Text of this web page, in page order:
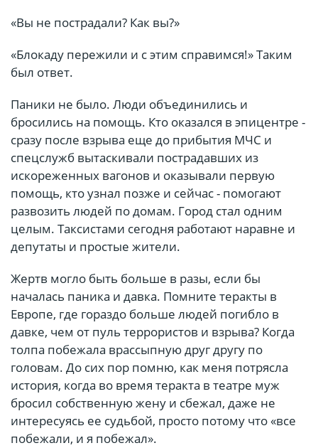
«Вы не пострадали? Как вы?»
«Блокаду пережили и с этим справимся!» Таким
был ответ.
Паники не было. Люди объединились и
бросились на помощь. Кто оказался в эпицентре -
сразу после взрыва еще до прибытия МЧС и
спецслужб вытаскивали пострадавших из
искореженных вагонов и оказывали первую
помощь, кто узнал позже и сейчас - помогают
развозить людей по домам. Город стал одним
целым. Таксистами сегодня работают наравне и
депутаты и простые жители.
Жертв могло быть больше в разы, если бы
началась паника и давка. Помните теракты в
Европе, где гораздо больше людей погибло в
давке, чем от пуль террористов и взрыва? Когда
толпа побежала врассыпную друг другу по
головам. До сих пор помню, как меня потрясла
история, когда во время теракта в театре муж
бросил собственную жену и сбежал, даже не
интересуясь ее судьбой, просто потому что «все
побежали, и я побежал».